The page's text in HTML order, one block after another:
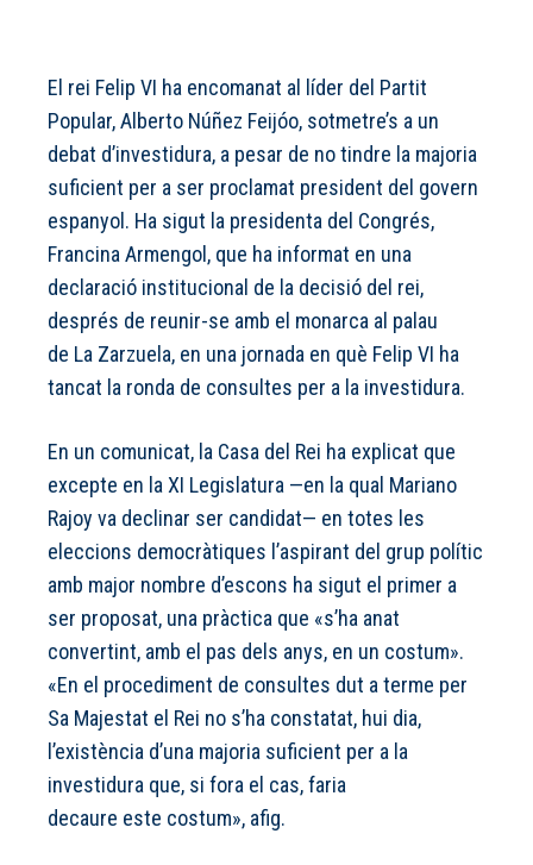
El rei Felip VI ha encomanat al líder del Partit
Popular, Alberto Núñez Feijóo, sotmetre’s a un
debat d’investidura, a pesar de no tindre la majoria
suficient per a ser proclamat president del govern
espanyol. Ha sigut la presidenta del Congrés,
Francina Armengol, que ha informat en una
declaració institucional de la decisió del rei,
després de reunir-se amb el monarca al palau
de La Zarzuela, en una jornada en què Felip VI ha
tancat la ronda de consultes per a la investidura.
En un comunicat, la Casa del Rei ha explicat que
excepte en la XI Legislatura —en la qual Mariano
Rajoy va declinar ser candidat— en totes les
eleccions democràtiques l’aspirant del grup polític
amb major nombre d’escons ha sigut el primer a
ser proposat, una pràctica que «s’ha anat
convertint, amb el pas dels anys, en un costum».
«En el procediment de consultes dut a terme per
Sa Majestat el Rei no s’ha constatat, hui dia,
l’existència d’una majoria suficient per a la
investidura que, si fora el cas, faria
decaure este costum», afig.